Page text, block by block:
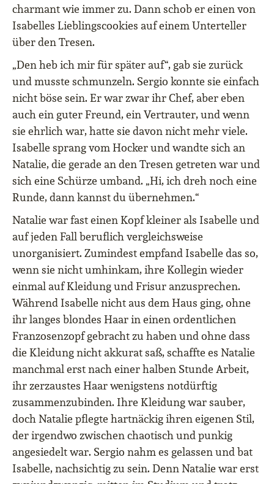
charmant wie immer zu. Dann schob er einen von
Isabelles Lieblingscookies auf einem Unterteller
über den Tresen.
„Den heb ich mir für später auf“, gab sie zurück
und musste schmunzeln. Sergio konnte sie einfach
nicht böse sein. Er war zwar ihr Chef, aber eben
auch ein guter Freund, ein Vertrauter, und wenn
sie ehrlich war, hatte sie davon nicht mehr viele.
Isabelle sprang vom Hocker und wandte sich an
Natalie, die gerade an den Tresen getreten war und
sich eine Schürze umband. „Hi, ich dreh noch eine
Runde, dann kannst du übernehmen.“
Natalie war fast einen Kopf kleiner als Isabelle und
auf jeden Fall beruflich vergleichsweise
unorganisiert. Zumindest empfand Isabelle das so,
wenn sie nicht umhinkam, ihre Kollegin wieder
einmal auf Kleidung und Frisur anzusprechen.
Während Isabelle nicht aus dem Haus ging, ohne
ihr langes blondes Haar in einen ordentlichen
Franzosenzopf gebracht zu haben und ohne dass
die Kleidung nicht akkurat saß, schaffte es Natalie
manchmal erst nach einer halben Stunde Arbeit,
ihr zerzaustes Haar wenigstens notdürftig
zusammenzubinden. Ihre Kleidung war sauber,
doch Natalie pflegte hartnäckig ihren eigenen Stil,
der irgendwo zwischen chaotisch und punkig
angesiedelt war. Sergio nahm es gelassen und bat
Isabelle, nachsichtig zu sein. Denn Natalie war erst